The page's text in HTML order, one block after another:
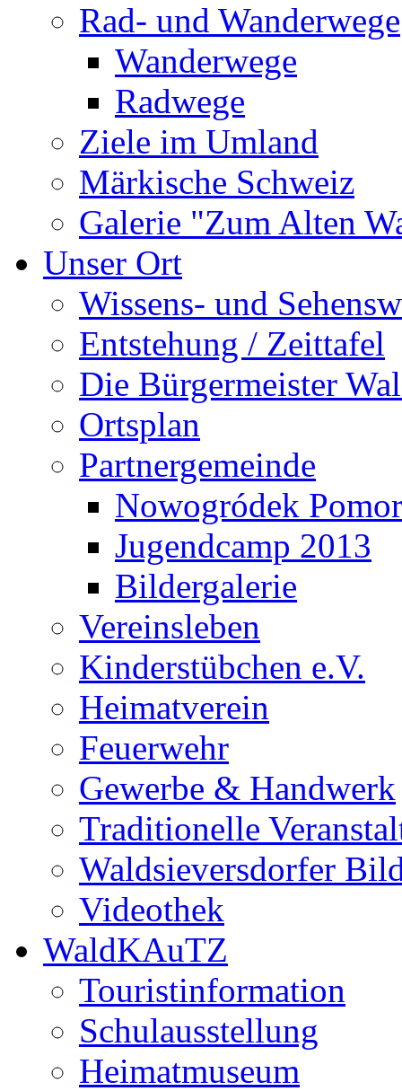
Rad- und Wanderwege
Wanderwege
Radwege
Ziele im Umland
Märkische Schweiz
Galerie "Zum Alten
Unser Ort
Wissens- und
Entstehung / Zeittafel
Die Bürgermeister
Ortsplan
Partnergemeinde
Nowogródek
Jugendcamp 2013
Bildergalerie
Vereinsleben
Kinderstübchen e.V.
Heimatverein
Feuerwehr
Gewerbe & Handwerk
Traditionelle
Waldsieversdorfer
Videothek
WaldKAuTZ
Touristinformation
Schulausstellung
Heimatmuseum